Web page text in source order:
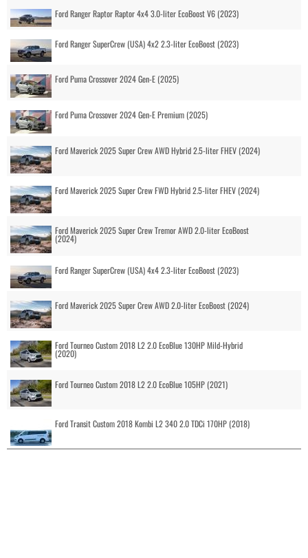
Ford Ranger Raptor Raptor 4x4 3.0-liter EcoBoost V6 (2023)
Ford Ranger SuperCrew (USA) 4x2 2.3-liter EcoBoost (2023)
Ford Puma Crossover 2024 Gen-E (2025)
Ford Puma Crossover 2024 Gen-E Premium (2025)
Ford Maverick 2025 Super Crew AWD Hybrid 2.5-liter FHEV (2024)
Ford Maverick 2025 Super Crew FWD Hybrid 2.5-liter FHEV (2024)
Ford Maverick 2025 Super Crew Tremor AWD 2.0-liter EcoBoost
(2024)
Ford Ranger SuperCrew (USA) 4x4 2.3-liter EcoBoost (2023)
Ford Maverick 2025 Super Crew AWD 2.0-liter EcoBoost (2024)
Ford Tourneo Custom 2018 L2 2.0 EcoBlue 130HP Mild-Hybrid
(2020)
Ford Tourneo Custom 2018 L2 2.0 EcoBlue 105HP (2021)
Ford Transit Custom 2018 Kombi L2 340 2.0 TDCi 170HP (2018)